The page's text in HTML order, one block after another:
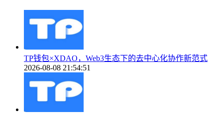
TP钱包×XDAO，Web3生态下的去中心化协作新范式
2026-08-08 21:54:51